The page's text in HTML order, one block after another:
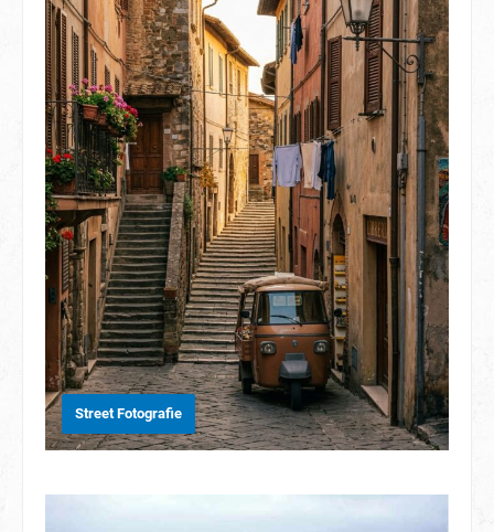
Street Fotografie